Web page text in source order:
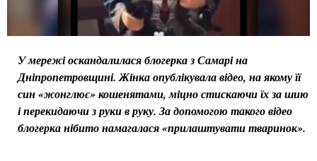
У мережі оскандалилася блогерка з Самарі на
Дніпропетровщині. Жінка опублікувала відео, на якому її
син «жонглює» кошенятами, міцно стискаючи їх за шию
і перекидаючи з руки в руку. За допомогою такого відео
блогерка нібито намагалася «прилаштувати тваринок».